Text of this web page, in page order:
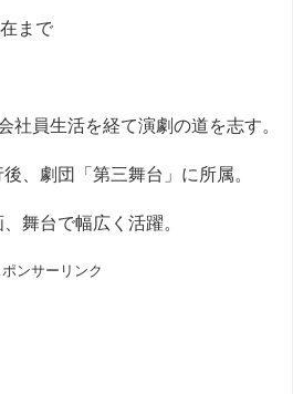
まで
社員生活を経て演劇の道を志す。
、劇団「第三舞台」に所属。
舞台で幅広く活躍。
ポンサーリンク